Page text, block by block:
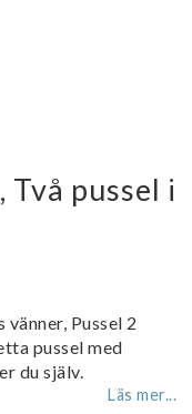
Två pussel i
vänner, Pussel 2
pussel med
du själv.
Läs mer...